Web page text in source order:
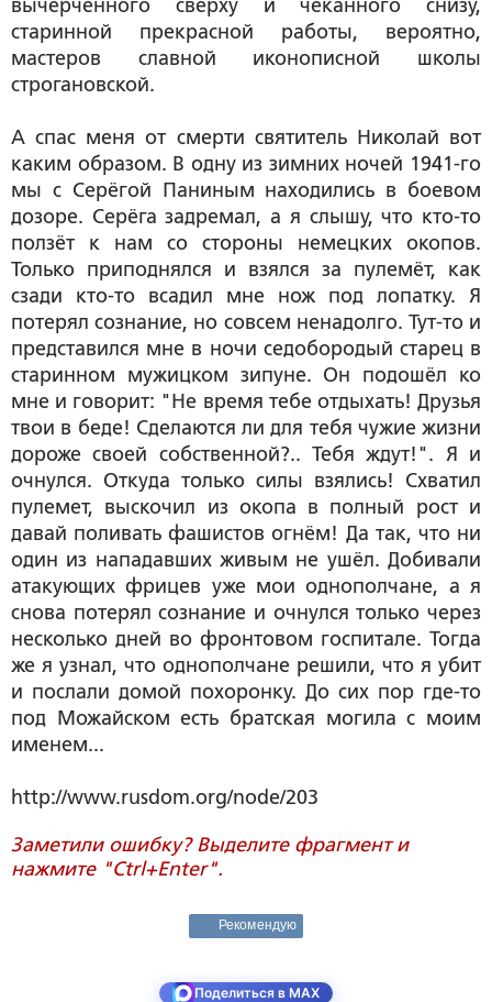
вычерченного сверху и чеканного снизу,
старинной прекрасной работы, вероятно,
мастеров славной иконописной школы
строгановской.
А спас меня от смерти святитель Николай вот
каким образом. В одну из зимних ночей 1941-го
мы с Серёгой Паниным находились в боевом
дозоре. Серёга задремал, а я слышу, что кто-то
ползёт к нам со стороны немецких окопов.
Только приподнялся и взялся за пулемёт, как
сзади кто-то всадил мне нож под лопатку. Я
потерял сознание, но совсем ненадолго. Тут-то и
представился мне в ночи седобородый старец в
старинном мужицком зипуне. Он подошёл ко
мне и говорит: "Не время тебе отдыхать! Друзья
твои в беде! Сделаются ли для тебя чужие жизни
дороже своей собственной?.. Тебя ждут!". Я и
очнулся. Откуда только силы взялись! Схватил
пулемет, выскочил из окопа в полный рост и
давай поливать фашистов огнём! Да так, что ни
один из нападавших живым не ушёл. Добивали
атакующих фрицев уже мои однополчане, а я
снова потерял сознание и очнулся только через
несколько дней во фронтовом госпитале. Тогда
же я узнал, что однополчане решили, что я убит
и послали домой похоронку. До сих пор где-то
под Можайском есть братская могила с моим
именем...
http://www.rusdom.org/node/203
Заметили ошибку? Выделите фрагмент и
нажмите "Ctrl+Enter".
Рекомендую
Поделиться в MAX